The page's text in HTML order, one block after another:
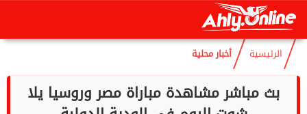
الخميس
الرئيسية أخبار محلية
بث مباشر مشاهدة مباراة مصر وروسيا يلا